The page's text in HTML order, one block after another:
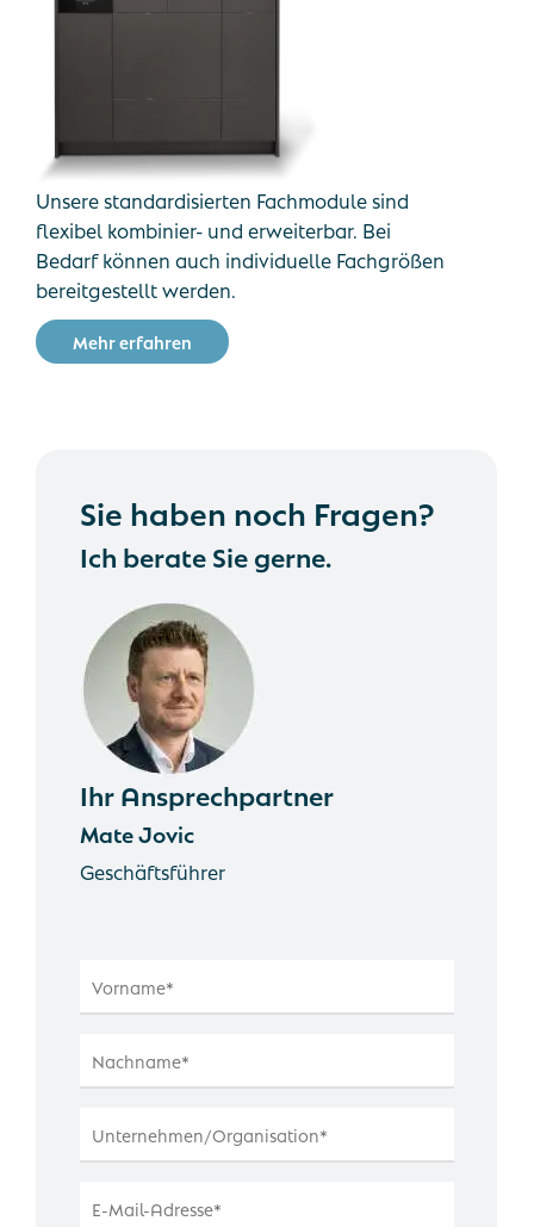
Unsere standardisierten Fachmodule sind
flexibel kombinier- und erweiterbar. Bei
Bedarf können auch individuelle Fachgrößen
bereitgestellt werden.
Mehrerfahren
Sie haben noch Fragen?
Ich berate Sie gerne.
Ihr Ansprechpartner
Mate Jovic
Geschäftsführer